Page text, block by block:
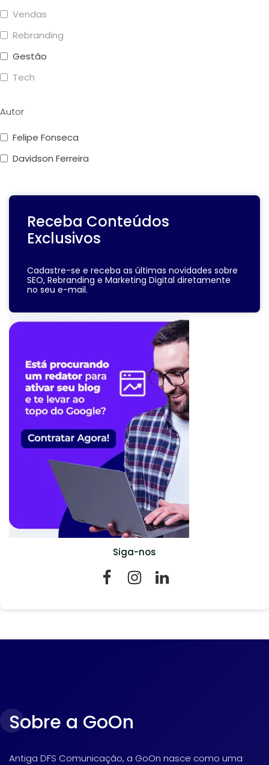
Vendas
Rebranding
Gestão
Tech
Autor
Felipe Fonseca
Davidson Ferreira
Receba Conteúdos
Exclusivos
Cadastre-se e receba as últimas novidades sobre
SEO, Rebranding e Marketing Digital diretamente
no seu e-mail.
Siga-nos
Sobre a GoOn
Antiga DFS Comunicação, a GoOn nasce como uma